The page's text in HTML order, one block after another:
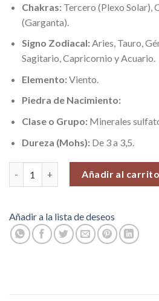
Chakras:Tercero (Plexo Solar),
(Garganta).
Signo Zodiacal:Aries, Tauro,
Sagitario, Capricornio y Acuario.
Elemento:Viento.
Piedra de Nacimiento:
Clase o Grupo:Minerales
Dureza (Mohs):De 3 a 3,5.
Drusa Celestina, Venta por 100 gr.
Añadir al carrito
Añadir a la lista de deseos